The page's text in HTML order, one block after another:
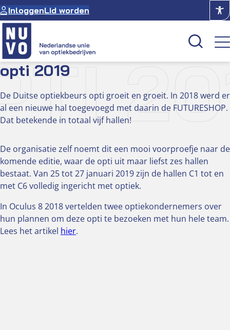
Ga
naar
de
inhoud
InloggenLid worden
Kenniscentrum
Academie
Over NUVO
Optiekcentrum
opti 2019
De Duitse optiekbeurs opti groeit en groeit. In 2018 werd er
al een nieuwe hal toegevoegd met daarin de FUTURESHOP.
Dat betekende in totaal vijf hallen!
De organisatie zelf noemt dit een mooi voorproefje naar de
komende editie, waar de opti uit maar liefst zes hallen
bestaat. Van 25 tot 27 januari 2019 zijn de hallen C1 tot en
met C6 volledig ingericht met optiek.
In Oculus 8 2018 vertelden twee optiekondernemers over
hun plannen om deze opti te bezoeken met hun hele team.
Lees het artikel hier.